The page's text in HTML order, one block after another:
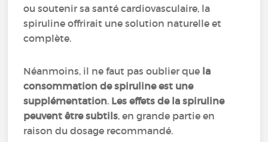
ou soutenir sa santé cardiovasculaire, la
spiruline offrirait une solution naturelle et
complète.
Néanmoins, il ne faut pas oublier que la
consommation de spiruline est une
supplémentation. Les effets de la spiruline
peuvent être subtils, en grande partie en
raison du dosage recommandé.